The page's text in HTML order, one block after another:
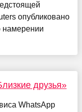
опубликовано
намерении
друзья»
WhatsApp